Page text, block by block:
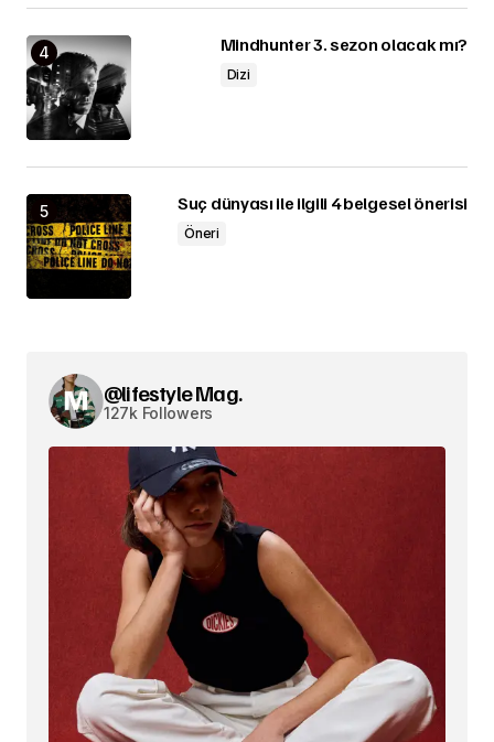
Mindhunter 3. sezon olacak mı?
Dizi
Suç dünyası ile ilgili 4 belgesel önerisi
Öneri
@lifestyle Mag.
127k Followers